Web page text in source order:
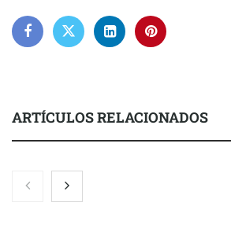
ARTÍCULOS RELACIONADOS
Nicols presenta seis modelos de anillos de
eclipse solar del 12 de agosto